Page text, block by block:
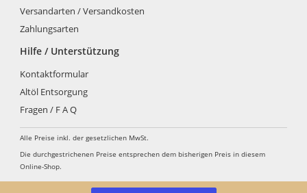
Versandarten / Versandkosten
Zahlungsarten
Hilfe / Unterstützung
Kontaktformular
Altöl Entsorgung
Fragen / F A Q
Alle Preise inkl. der gesetzlichen MwSt.
Die durchgestrichenen Preise entsprechen dem bisherigen Preis in diesem
Online-Shop.